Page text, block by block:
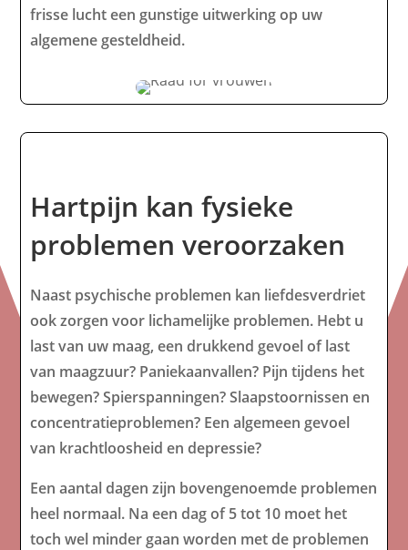
frisse lucht een gunstige uitwerking op uw
algemene gesteldheid.
Hartpijn kan fysieke
problemen veroorzaken
Naast psychische problemen kan liefdesverdriet
ook zorgen voor lichamelijke problemen. Hebt u
last van uw maag, een drukkend gevoel of last
van maagzuur? Paniekaanvallen? Pijn tijdens het
bewegen? Spierspanningen? Slaapstoornissen en
concentratieproblemen? Een algemeen gevoel
van krachtloosheid en depressie?
Een aantal dagen zijn bovengenoemde problemen
heel normaal. Na een dag of 5 tot 10 moet het
toch wel minder gaan worden met de problemen